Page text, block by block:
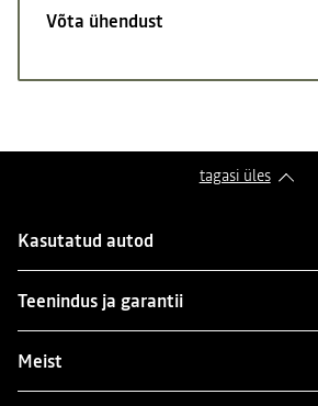
Võta ühendust
tagasi üles
Kasutatud autod
Teenindus ja garantii
Meist